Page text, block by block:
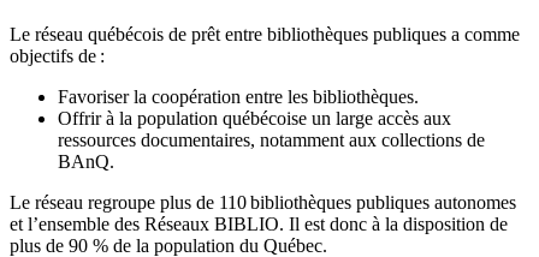
Le réseau québécois de prêt entre bibliothèques publiques a comme
objectifs de :
Favoriser la coopération entre les bibliothèques.
Offrir à la population québécoise un large accès aux
ressources documentaires, notamment aux collections de
BAnQ.
Le réseau regroupe plus de 110bibliothèques publiques autonomes
et l’ensemble des Réseaux BIBLIO. Il est donc à la disposition de
plus de 90 % de la population du Québec.